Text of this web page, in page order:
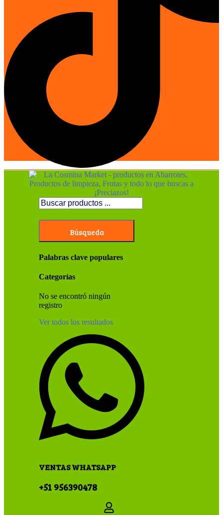
Búsqueda
Palabras clave populares
Categorías
No se encontró ningún
registro
Ver todos los resultados
VENTAS WHATSAPP
+51 956390478